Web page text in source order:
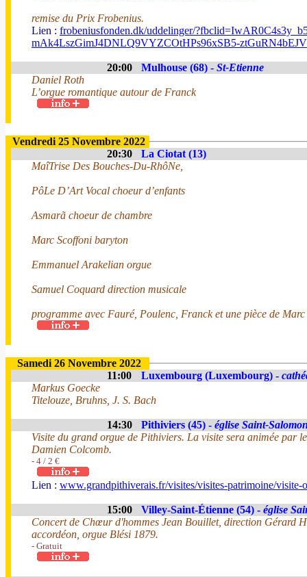
remise du Prix Frobenius.
Lien : frobeniusfonden.dk/uddelinger/
mAk4LszGimJ4DNLQ9VYZCOtHPs96xSB5-
20:00 Mulhouse (68) - St-Etienne
Daniel Roth
L’orgue romantique autour de Franck
Vendredi 25 Novembre 2022
20:30
La Ciotat (13)
MaîTrise Des Bouches-Du-RhôNe,
PôLe D’Art Vocal choeur d’enfants
Asmarã choeur de chambre
Marc Scoffoni baryton
Emmanuel Arakelian orgue
Samuel Coquard direction musicale
programme avec Fauré, Poulenc, Franck et une pièce de
Samedi 26 Novembre 2022
11:00
Luxembourg (Luxembourg) -
Markus Goecke
Titelouze, Bruhns, J. S. Bach
14:30 Pithiviers (45) - église Saint-
Visite du grand orgue de Pithiviers. La visite sera animée par
Damien Colcomb.
- 4 / 2 €
Lien : www.grandpithiverais.fr/visites/visites-patrimoine/visite-
15:00 Villey-Saint-Étienne (54) - église
Concert de Chœur d'hommes Jean Bouillet, direction Gérard
accordéon, orgue Blési 1879.
- Gratuit